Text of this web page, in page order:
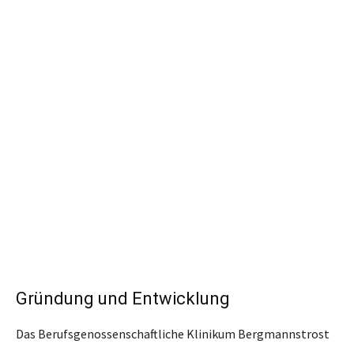
Gründung und Entwicklung
Das Berufsgenossenschaftliche Klinikum Bergmannstrost